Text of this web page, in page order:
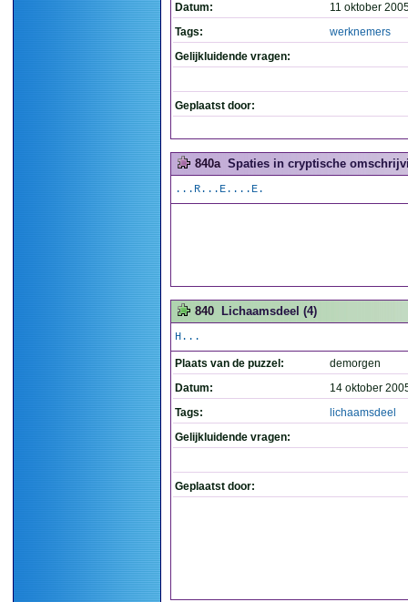
Datum:
11 oktober
Tags:
werknemers
Gelijkluidende vragen:
Geplaatst door:
840a Spaties in cryptische
...R...E....E.
840 Lichaamsdeel (4)
H...
Plaats van de puzzel:
demorgen
Datum:
14 oktober
Tags:
lichaamsdeel
Gelijkluidende vragen:
Geplaatst door: